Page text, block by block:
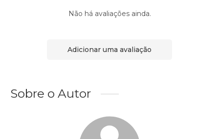
Não há avaliações ainda.
Adicionar uma avaliação
Sobre o Autor